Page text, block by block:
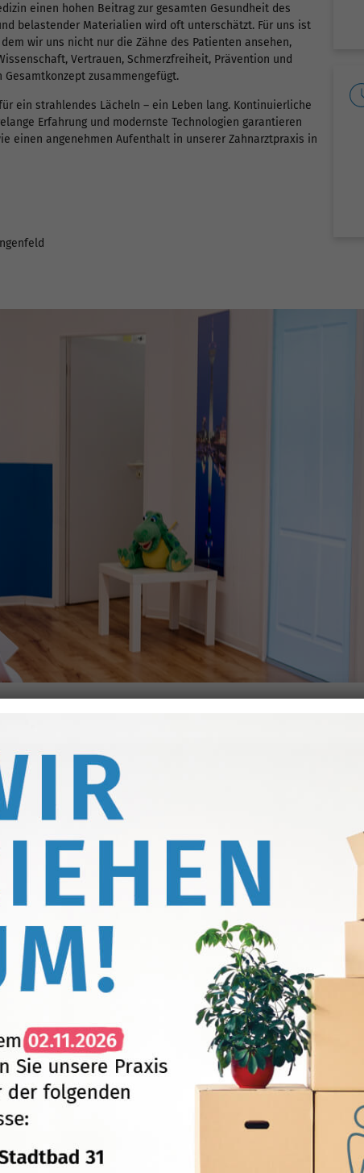
einen hohen Beitrag zur gesamten Gesundheit des
belastender Materialien wird oft unterschätzt. Für uns ist
wir uns nicht nur die Zähne des Patienten ansehen,
Vertrauen, Schmerzfreiheit, Prävention und
zusammengefügt.
ein strahlendes Lächeln – ein Leben lang. Kontinuierliche
Erfahrung und modernste Technologien garantieren
einen angenehmen Aufenthalt in unserer Zahnarztpraxis in
Zahnarztpraxis am Rathaus